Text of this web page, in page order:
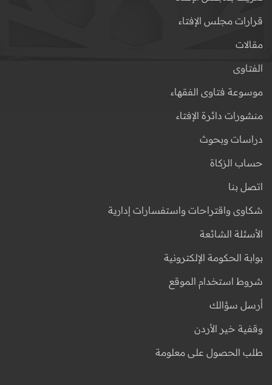
قرارات مجلس الإفتاء
مقالات
الفتاوى
موسوعة فتاوى الفقهاء
منشورات دائرة الإفتاء
دراسات وبحوث
حساب الزكاة
اتصل بنا
شكاوى واقتراحات واستفسارات إدارية
الأسئلة الشائعة
بوابة الحكومة الإلكترونية
شروط استخدام الموقع
أرسل سؤالك
وقفية خير الأردن
طلب الحصول على معلومة